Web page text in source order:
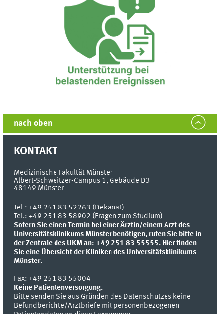
nach oben
KONTAKT
Medizinische Fakultät Münster
Albert-Schweitzer-Campus 1, Gebäude D3
48149 Münster
Tel.:+49 251 83 52263 (Dekanat)
Tel.: +49 251 83 58902 (Fragen zum Studium)
Sofern Sie einen Termin bei einer Ärztin/einem Arzt des
Universitätsklinikums Münster benötigen, rufen Sie bitte in
der Zentrale des UKM an: +49 251 83 55555. Hier finden
Sie eine Übersicht der Kliniken des Universitätsklinikums
Münster.
Fax:+49 251 83 55004
Keine Patientenversorgung.
Bitte senden Sie aus Gründen des Datenschutzes keine
Befundberichte/Arztbriefe mit personenbezogenen